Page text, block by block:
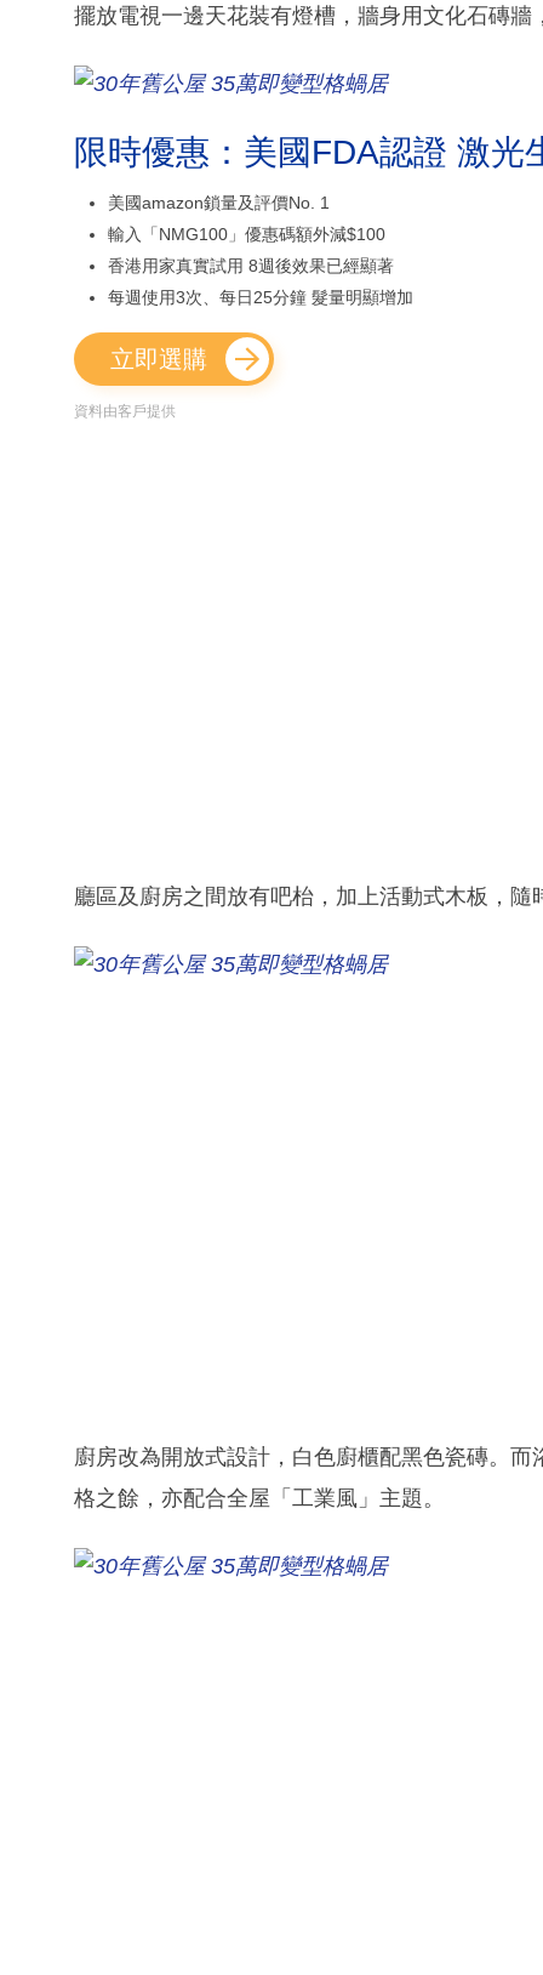
擺放電視一邊天花裝有燈槽，牆身用文化石磚
限時優惠：美國FDA認證 激光
美國amazon鎖量及評價No. 1
輸入「NMG100」優惠碼額外減$100
香港用家真實試用 8週後效果已經顯著
每週使用3次、每日25分鐘 髮量明顯增加
立即選購
資料由客戶提供
廳區及廚房之間放有吧枱，加上活動式木板，隨
廚房改為開放式設計，白色廚櫃配黑色瓷磚。
格之餘，亦配合全屋「工業風」主題。